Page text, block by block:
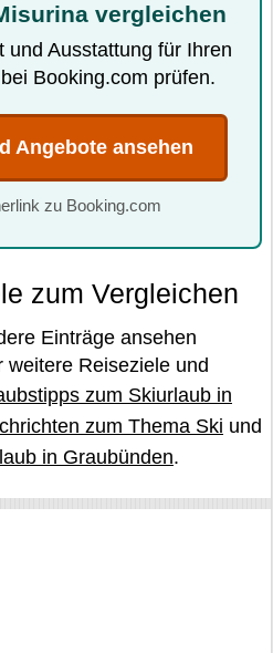
vergleichen
und Ausstattung für Ihren
Booking.com prüfen.
Angebote ansehen
zu Booking.com
zum Vergleichen
Einträge ansehen
Reiseziele und
zum Skiurlaub in
zum Thema Ski und
in Graubünden.